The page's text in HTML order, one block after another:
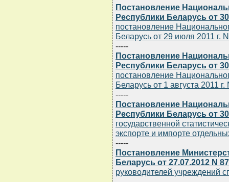
Постановление
Республики Беларусь от
постановление
Беларусь от 29 июля 2011 г.
-----
Постановление
Республики Беларусь от
постановление
Беларусь от 1 августа 2011 г.
-----
Постановление
Республики Беларусь от
государственной
экспорте и импорте
-----
Постановление
Беларусь от 27.07.2012 N 87
руководителей учреждений